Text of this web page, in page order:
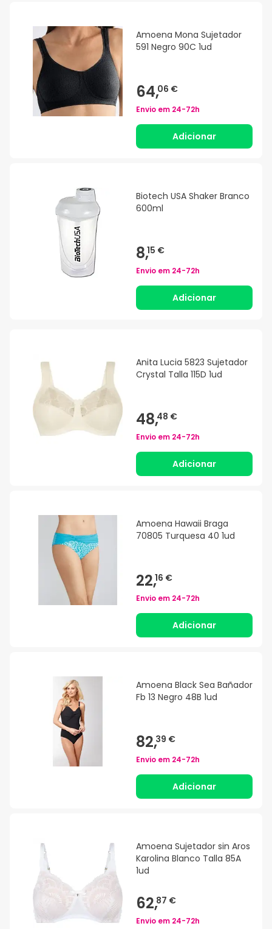
Amoena Mona Sujetador
591 Negro 90C 1ud
64,06 €
Envio em 24-72h
Adicionar
Biotech USA Shaker Branco
600ml
8,15 €
Envio em 24-72h
Adicionar
Anita Lucia 5823 Sujetador
Crystal Talla 115D 1ud
48,48 €
Envio em 24-72h
Adicionar
Amoena Hawaii Braga
70805 Turquesa 40 1ud
22,16 €
Envio em 24-72h
Adicionar
Amoena Black Sea Bañador
Fb 13 Negro 48B 1ud
82,39 €
Envio em 24-72h
Adicionar
Amoena Sujetador sin Aros
Karolina Blanco Talla 85A
1ud
62,87 €
Envio em 24-72h